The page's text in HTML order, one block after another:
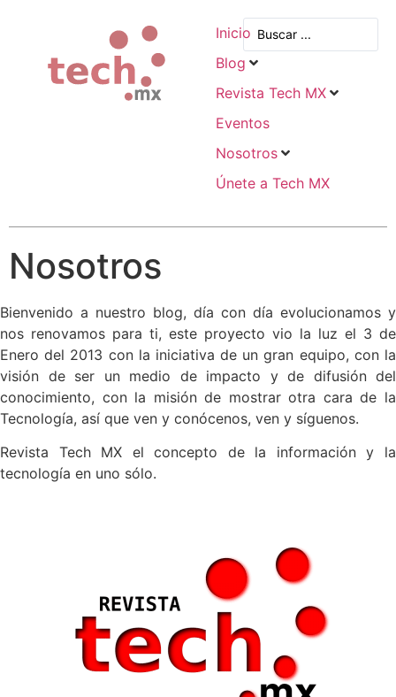
Inicio
Blog
Revista Tech MX
Eventos
Nosotros
Únete a Tech MX
Nosotros
Bienvenido a nuestro blog, día con día evolucionamos y
nos renovamos para ti, este proyecto vio la luz el 3 de
Enero del 2013 con la iniciativa de un gran equipo, con la
visión de ser un medio de impacto y de difusión del
conocimiento, con la misión de mostrar otra cara de la
Tecnología, así que ven y conócenos, ven y síguenos.
Revista Tech MX el concepto de la información y la
tecnología en uno sólo.